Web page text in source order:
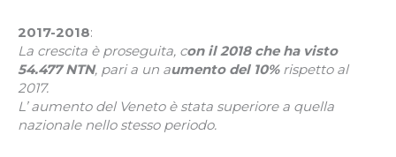
2017-2018:
La crescita è proseguita, con il 2018 che ha visto
54.477 NTN, pari a un aumento del 10% rispetto al
2017.
L’ aumento del Veneto è stata superiore a quella
nazionale nello stesso periodo.